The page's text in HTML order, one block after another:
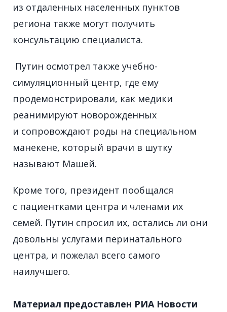
из отдаленных населенных пунктов
региона также могут получить
консультацию специалиста.
Путин осмотрел также учебно-
симуляционный центр, где ему
продемонстрировали, как медики
реанимируют новорожденных
и сопровождают роды на специальном
манекене, который врачи в шутку
называют Машей.
Кроме того, президент пообщался
с пациентками центра и членами их
семей. Путин спросил их, остались ли они
довольны услугами перинатального
центра, и пожелал всего самого
наилучшего.
Материал предоставлен РИА Новости